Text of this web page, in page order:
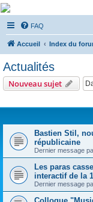
De Musicae
Forums
Forums de discussions
FAQ
Accueil Index du
Actualités
Nouveau sujet
Bastien Stil,
républicaine
Dernier message
Les paras
interactif de la
Dernier message